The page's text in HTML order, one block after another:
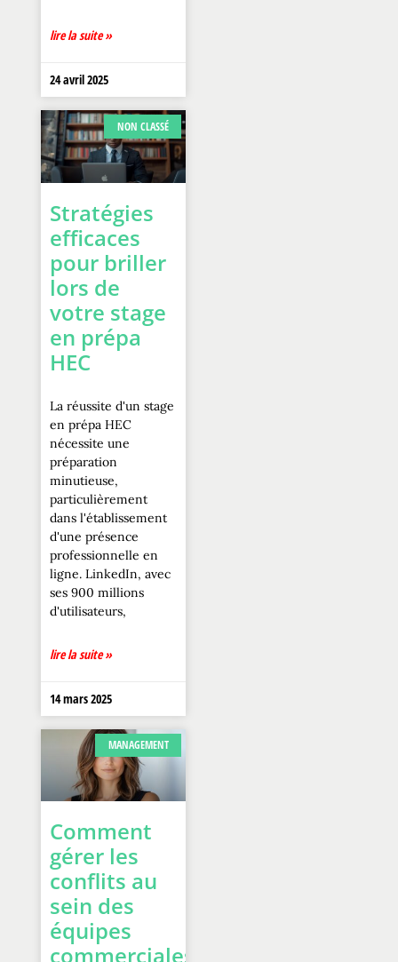
lire la suite »
24 avril 2025
NON CLASSÉ
Stratégies
efficaces
pour briller
lors de
votre stage
en prépa
HEC
La réussite d'un stage
en prépa HEC
nécessite une
préparation
minutieuse,
particulièrement
dans l'établissement
d'une présence
professionnelle en
ligne. LinkedIn, avec
ses 900 millions
d'utilisateurs,
lire la suite »
14 mars 2025
MANAGEMENT
Comment
gérer les
conflits au
sein des
équipes
commerciales